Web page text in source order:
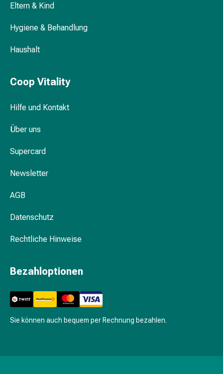
Reinigungs-
Kosmetikbedarf
Gesichtskuren
Haare
&
&
Tönungen
&
Färbungen
Eltern & Kind
Hygiene & Behandlung
Haushalt
Coop Vitality
Hilfe und Kontakt
Über uns
Supercard
Newsletter
AGB
Datenschutz
Rechtliche Hinweise
Bezahloptionen
Sie können auch bequem per Rechnung bezahlen.